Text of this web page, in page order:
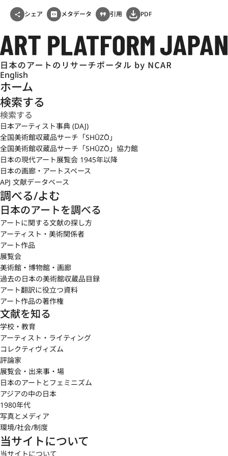
シェア メタデータ 引用 PDF
English
ホーム
検索する
日本アーティスト事典 (DAJ)
全国美術館収蔵品サーチ「SHŪZŌ」
全国美術館収蔵品サーチ「SHŪZŌ」協力館
日本の現代アート展覧会 1945年以降
日本の画廊・アートスペース
APJ 文献データベース
調べる/よむ
日本のアートを調べる
アートに関する文献の探し方
アーティスト・美術関係者
アート作品
展覧会
美術館・博物館・画廊
過去の日本の美術館収蔵品目録
アート翻訳に役立つ資料
アート作品の著作権
文献を知る
学校・教育
アーティスト・ライティング
コレクティヴィズム
評論家
展覧会・出来事・場
日本のアートとフェミニズム
アジアの中の日本
1980年代
写真とメディア
環境/社会/制度
当サイトについて
当サイトについて